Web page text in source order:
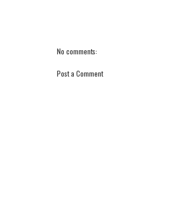
No comments:
Post a Comment